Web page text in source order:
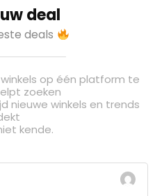
deal
deals
op één platform te
zoeken
nieuwe winkels en trends
kende.